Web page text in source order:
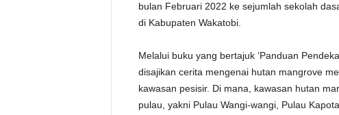
bulan Februari 2022 ke sejumlah sekolah
di Kabupaten Wakatobi.
Melalui buku yang bertajuk ‘Panduan
disajikan cerita mengenai hutan mangrove
kawasan pesisir. Di mana, kawasan hutan
pulau, yakni Pulau Wangi-wangi, Pulau